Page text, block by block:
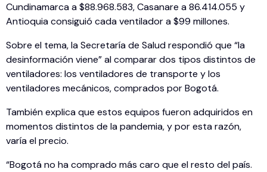
Cundinamarca a $88.968.583, Casanare a 86.414.055 y
Antioquia consiguió cada ventilador a $99 millones.
Sobre el tema, la Secretaría de Salud respondió que “la
desinformación viene” al comparar dos tipos distintos de
ventiladores: los ventiladores de transporte y los
ventiladores mecánicos, comprados por Bogotá.
También explica que estos equipos fueron adquiridos en
momentos distintos de la pandemia, y por esta razón,
varía el precio.
“Bogotá no ha comprado más caro que el resto del país.